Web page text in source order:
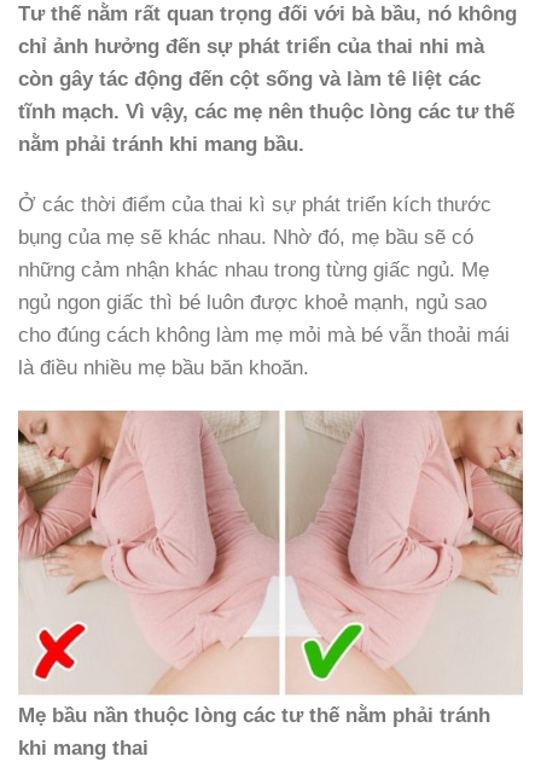
Tư thế nằm rất quan trọng đối với bà bầu, nó không
chỉ ảnh hưởng đến sự phát triển của thai nhi mà
còn gây tác động đến cột sống và làm tê liệt các
tĩnh mạch. Vì vậy, các mẹ nên thuộc lòng các tư thế
nằm phải tránh khi mang bầu.
Ở các thời điểm của thai kì sự phát triển kích thước
bụng của mẹ sẽ khác nhau. Nhờ đó, mẹ bầu sẽ có
những cảm nhận khác nhau trong từng giấc ngủ. Mẹ
ngủ ngon giấc thì bé luôn được khoẻ mạnh, ngủ sao
cho đúng cách không làm mẹ mỏi mà bé vẫn thoải mái
là điều nhiều mẹ bầu băn khoăn.
Mẹ bầu nần thuộc lòng các tư thế nằm phải tránh
khi mang thai